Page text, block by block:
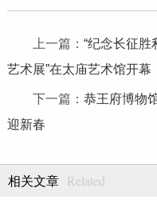
上一篇： “纪念长征
艺术展”在太庙艺术馆开幕
下一篇： 恭王府博物
迎新春
相关文章 Related